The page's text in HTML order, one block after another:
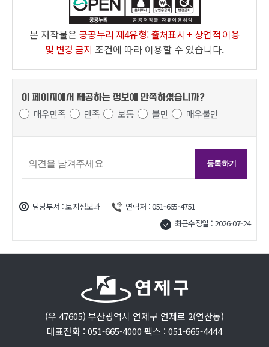
본 저작물은 공공누리 제4유형: 출처표시 + 상업적 이용
및 변경 금지 조건에 따라 이용할 수 있습니다.
담당부서 : 토지정보과
연락처 : 051-665-4751
최근수정일 : 2026-07-24
이 페이지에서 제공하는 정보에 만족하셨습니까?
매우만족 만족 보통 불만 매우불만
(우 47605) 부산광역시 연제구 연제로 2(연산동)
대표전화 : 051-665-4000 팩스 : 051-665-4444